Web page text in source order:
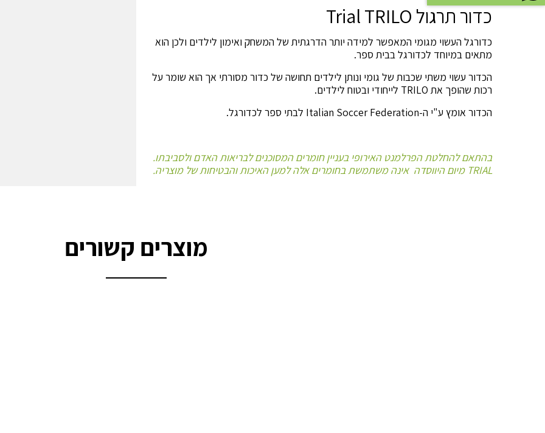
כדור תרגול Trial TRILO
כדורגל העשוי מגומי המאפשר למידה יותר הדרגתית של המשחק ואימון לילדים ולכן הוא
מתאים במיוחד לכדורגל בבית ספר.
הכדור עשוי משתי שכבות של גומי ונותן לילדים תחושה של כדור מסורתי אך הוא שומר על
רכות שהופך את TRILO לייחודי ובטוח לילדים.
הכדור אומץ ע"י ה-Italian Soccer Federation לבתי ספר לכדורגל.
בהתאם להחלטת הפרלמנט האירופי בענייןחומרים המסוכנים לבריאות האדם ולסביבתו.
TRIAL מיום היווסדה אינה משתמשת בחומרים אלה למען האיכות והבטיחות של מוצריה.
מוצרים קשורים